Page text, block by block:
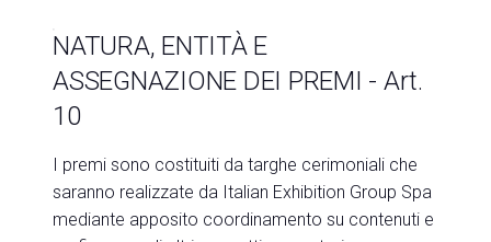
NATURA, ENTITÀ E
ASSEGNAZIONE DEI PREMI - Art.
10
I premi sono costituiti da targhe cerimoniali che
saranno realizzate da Italian Exhibition Group Spa
mediante apposito coordinamento su contenuti e